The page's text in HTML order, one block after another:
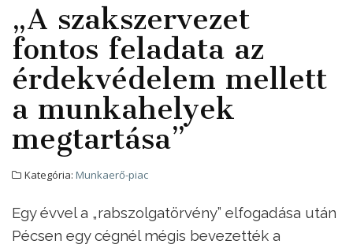
„A szakszervezet
fontos feladata az
érdekvédelem mellett
a munkahelyek
megtartása”
Kategória: Munkaerő-piac
Egy évvel a „rabszolgatörvény” elfogadása után
Pécsen egy cégnél mégis bevezették a